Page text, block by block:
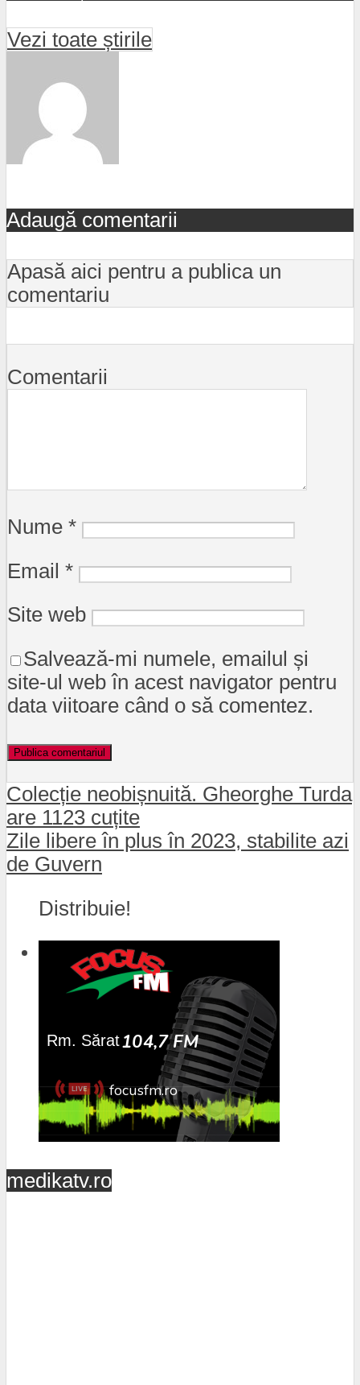
Vezi toate știrile
Adaugă comentarii
Apasă aici pentru a publica un
comentariu
Comentarii
Nume *
Email *
Site web
Salvează-mi numele, emailul și
site-ul web în acest navigator pentru
data viitoare când o să comentez.
Colecție neobișnuită. Gheorghe Turda
are 1123 cuțite
Zile libere în plus în 2023, stabilite azi
de Guvern
Distribuie!
medikatv.ro